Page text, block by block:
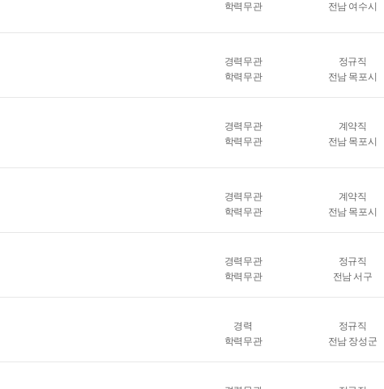
학력무관
전남 여수시
경력무관
학력무관
정규직
전남 목포시
경력무관
학력무관
계약직
전남 목포시
경력무관
학력무관
계약직
전남 목포시
경력무관
학력무관
정규직
전남 서구
경력
학력무관
정규직
전남 장성군